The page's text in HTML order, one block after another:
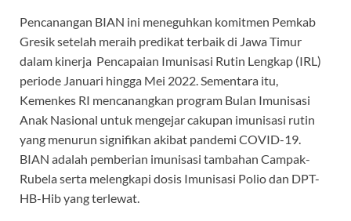
Pencanangan BIAN ini meneguhkan komitmen Pemkab
Gresik setelah meraih predikat terbaik di Jawa Timur
dalam kinerja Pencapaian Imunisasi Rutin Lengkap (IRL)
periode Januari hingga Mei 2022. Sementara itu,
Kemenkes RI mencanangkan program Bulan Imunisasi
Anak Nasional untuk mengejar cakupan imunisasi rutin
yang menurun signifikan akibat pandemi COVID-19.
BIAN adalah pemberian imunisasi tambahan Campak-
Rubela serta melengkapi dosis Imunisasi Polio dan DPT-
HB-Hib yang terlewat.